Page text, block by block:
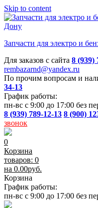
Skip to content
Запчасти для электро и
Для заказов с сайта 8 (939)
rembazarnd@yandex.ru
По прочим вопросам и
34-13
График работы:
пн-вс с 9:00 до 17:00 без
8 (939) 789-12-13 8 (900)
звонок
0
Корзина
товаров: 0
на 0.00руб.
Корзина
График работы:
пн-вс с 9:00 до 17:00 без